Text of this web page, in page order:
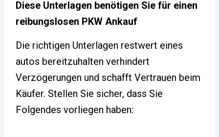
Diese Unterlagen benötigen Sie für einen
reibungslosen PKW Ankauf
Die richtigen Unterlagen restwert eines
autos bereitzuhalten verhindert
Verzögerungen und schafft Vertrauen beim
Käufer. Stellen Sie sicher, dass Sie
Folgendes vorliegen haben: